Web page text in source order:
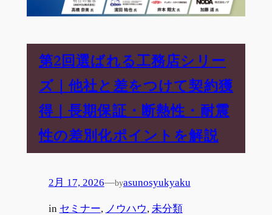
第2回選ばれる工務店シリー
ズ｜他社と差をつけて契約獲
得｜長期保証・断熱性・耐震
性の差別化ポイントを解説
2月 17, 2026—byasunosyukyaku
in セミナー, ノウハウ, 未分類